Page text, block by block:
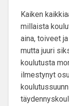
Kaiken
millaista
aina,toiveet ja
mutta juuri
koulutusta
ilmestynyt